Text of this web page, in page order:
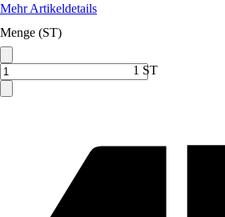
Mehr Artikeldetails
Menge (ST)
1 ST